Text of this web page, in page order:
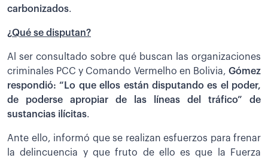
carbonizados.
¿Qué se disputan?
Al ser consultado sobre qué buscan las organizaciones
criminales PCC y Comando Vermelho en Bolivia, Gómez
respondió: “Lo que ellos están disputando es el poder,
de poderse apropiar de las líneas del tráfico” de
sustancias ilícitas.
Ante ello, informó que se realizan esfuerzos para frenar
la delincuencia y que fruto de ello es que la Fuerza